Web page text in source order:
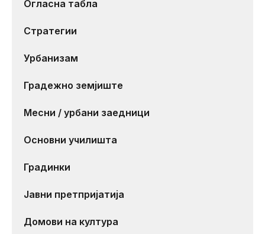
Огласна табла
Стратегии
Урбанизам
Градежно земјиште
Месни / урбани заедници
Основни училишта
Градинки
Јавни претпријатија
Домови на култура